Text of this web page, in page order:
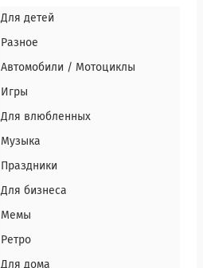
Для детей
Разное
Автомобили / Мотоциклы
Игры
Для влюбленных
Музыка
Праздники
Для бизнеса
Мемы
Ретро
Для дома